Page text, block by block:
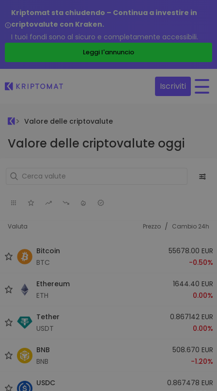
Kriptomat sta chiudendo – Continua a investire in
criptovalute con Kraken.
I tuoi fondi sono al sicuro e completamente accessibili.
Leggi l'annuncio
Iscriviti
Valore delle criptovalute
Valore delle criptovalute oggi
Valuta Prezzo / Cambio 24h
Bitcoin
BTC
55678.00 EUR
-0.50%
Ethereum
ETH
1644.40 EUR
0.00%
Tether
USDT
0.867142 EUR
0.00%
BNB
BNB
508.670 EUR
-1.20%
USDC
0.867478 EUR